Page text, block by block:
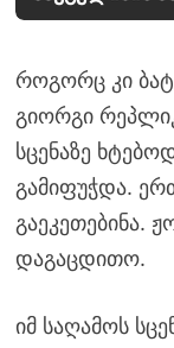
როგორც კი
გიორგი
სცენაზე
გამიფუჭდა.
გაეკეთებინა.
დაგაცდითო.
იმ საღამოს